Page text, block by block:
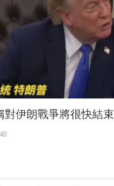
對伊朗戰爭將很快結束